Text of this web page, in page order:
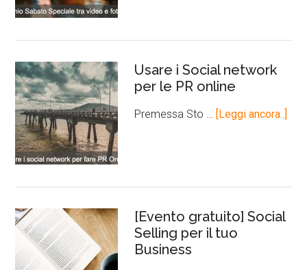
Usare i Social network
per le PR online
Premessa Sto … [Leggi ancora..]
[Evento gratuito] Social
Selling per il tuo
Business